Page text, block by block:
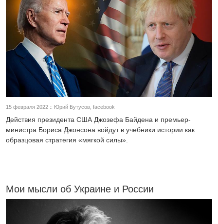
15 февраля 2022 :: Юрий Бутусов, facebook
Действия президента США Джозефа Байдена и премьер-
министра Бориса Джонсона войдут в учебники истории как
образцовая стратегия «мягкой силы».
Мои мысли об Украине и России